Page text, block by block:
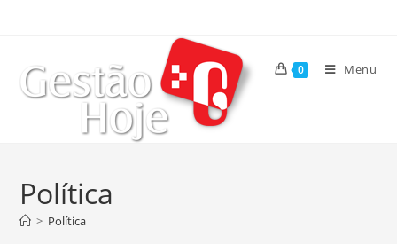
0 Menu
Política
> Política